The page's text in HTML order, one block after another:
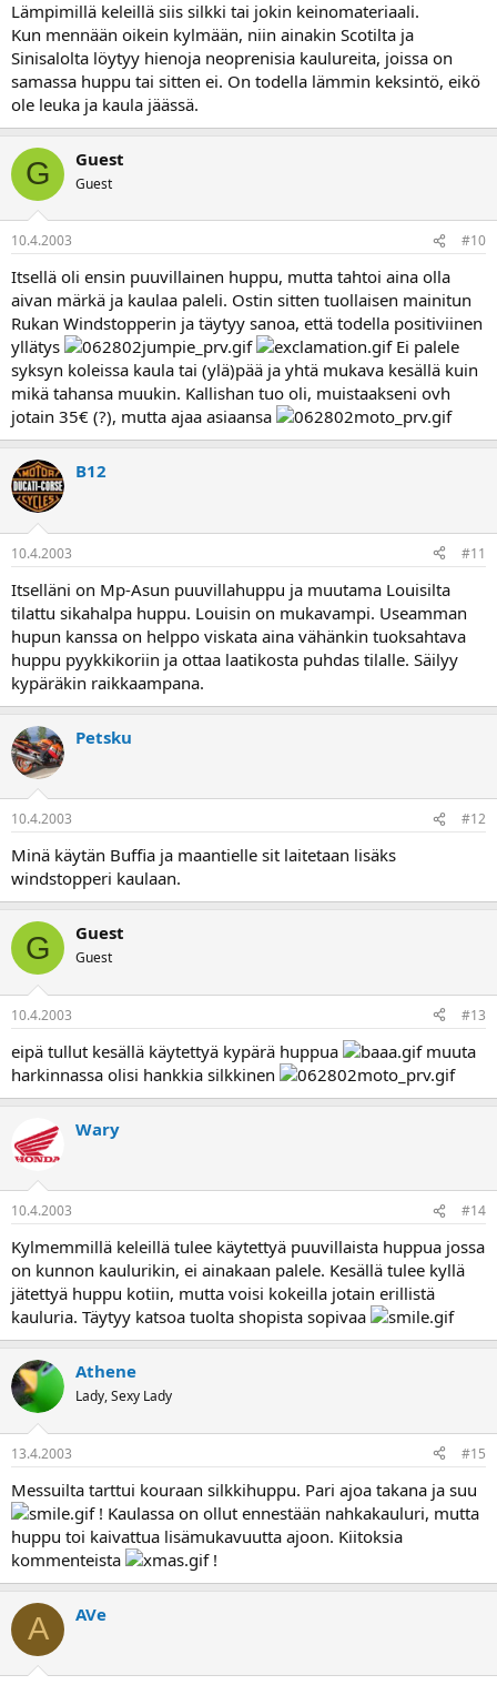
Lämpimillä keleillä siis silkki tai jokin keinomateriaali.
Kun mennään oikein kylmään, niin ainakin Scotilta ja
Sinisalolta löytyy hienoja neoprenisia kaulureita, joissa on
samassa huppu tai sitten ei. On todella lämmin keksintö, eikö
ole leuka ja kaula jäässä.
G Guest
Guest
10.4.2003 #10
Itsellä oli ensin puuvillainen huppu, mutta tahtoi aina olla
aivan märkä ja kaulaa paleli. Ostin sitten tuollaisen mainitun
Rukan Windstopperin ja täytyy sanoa, että todella positiviinen
yllätys
Ei palele
syksyn koleissa kaula tai (ylä)pää ja yhtä mukava kesällä kuin
mikä tahansa muukin. Kallishan tuo oli, muistaakseni ovh
jotain 35€ (?), mutta ajaa asiaansa
B12
10.4.2003 #11
Itselläni on Mp-Asun puuvillahuppu ja muutama Louisilta
tilattu sikahalpa huppu. Louisin on mukavampi. Useamman
hupun kanssa on helppo viskata aina vähänkin tuoksahtava
huppu pyykkikoriin ja ottaa laatikosta puhdas tilalle. Säilyy
kypäräkin raikkaampana.
Petsku
10.4.2003 #12
Minä käytän Buffia ja maantielle sit laitetaan lisäks
windstopperi kaulaan.
G Guest
Guest
10.4.2003 #13
eipä tullut kesällä käytettyä kypärä huppua
muuta
harkinnassa olisi hankkia silkkinen
Wary
10.4.2003 #14
Kylmemmillä keleillä tulee käytettyä puuvillaista huppua jossa
on kunnon kaulurikin, ei ainakaan palele. Kesällä tulee kyllä
jätettyä huppu kotiin, mutta voisi kokeilla jotain erillistä
kauluria. Täytyy katsoa tuolta shopista sopivaa
Athene
Lady, Sexy Lady
13.4.2003 #15
Messuilta tarttui kouraan silkkihuppu. Pari ajoa takana ja suu
! Kaulassa on ollut ennestään nahkakauluri, mutta
huppu toi kaivattua lisämukavuutta ajoon. Kiitoksia
kommenteista
!
A AVe